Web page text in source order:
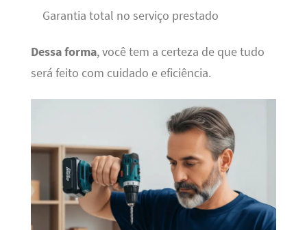
Garantia total no serviço prestado
Dessa forma, você tem a certeza de que tudo
será feito com cuidado e eficiência.